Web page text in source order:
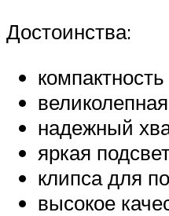
Достоинства:
надежный
яркая
клипса для
высокое